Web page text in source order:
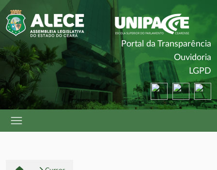
Portal da Transparência
Ouvidoria
LGPD
(abre em nova
(abre em